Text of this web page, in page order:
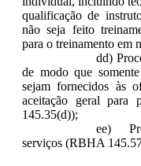
qualificação de
não seja feito
para o treinamento em
dd)
de modo que
sejam fornecidos às
aceitação geral para
145.35(d));
ee)
serviços (RBHA